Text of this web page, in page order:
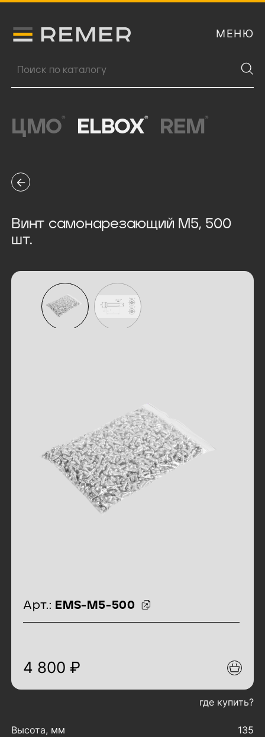
Логитип компании Remer МЕНЮ
Поиск продукции
ЦМО® ELBOX® REM ®
Винт самонарезающий М5, 500
шт.
идентификаторы товара
Арт.: EMS-M5-500
4 800 ₽
где купить?
Высота, мм
135